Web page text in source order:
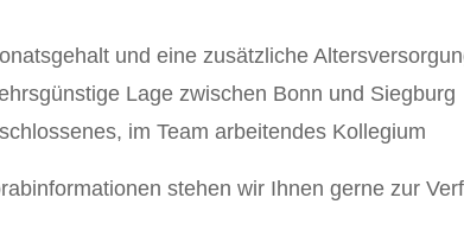
und eine zusätzliche
Lage zwischen Bonn und Siegburg
im Team arbeitendes Kollegium
stehen wir Ihnen gerne zur